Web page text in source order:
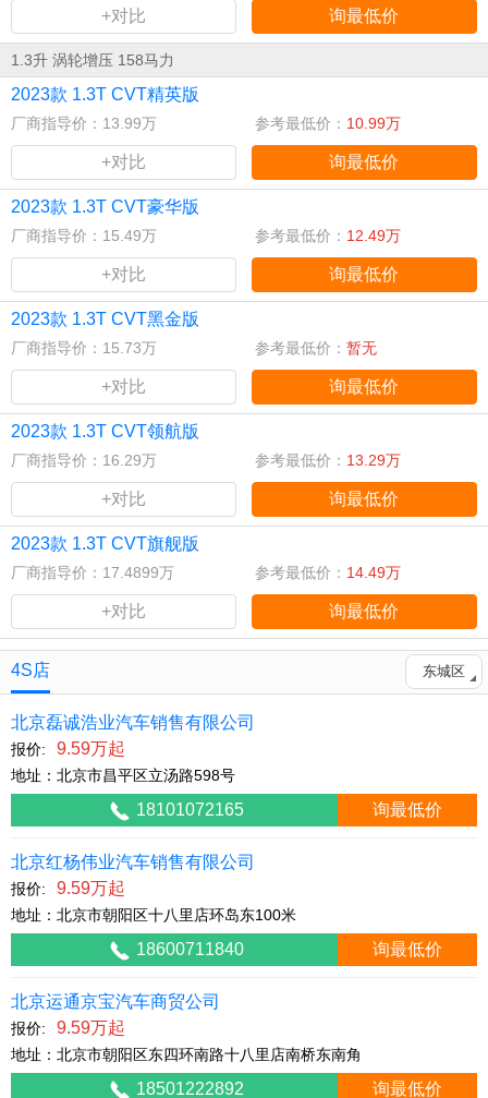
+对比 询最低价
1.3升 涡轮增压 158马力
2023款 1.3T CVT精英版
厂商指导价：13.99万 参考最低价： 10.99万
+对比 询最低价
2023款 1.3T CVT豪华版
厂商指导价：15.49万 参考最低价： 12.49万
+对比 询最低价
2023款 1.3T CVT黑金版
厂商指导价：15.73万 参考最低价： 暂无
+对比 询最低价
2023款 1.3T CVT领航版
厂商指导价：16.29万 参考最低价： 13.29万
+对比 询最低价
2023款 1.3T CVT旗舰版
厂商指导价：17.4899万 参考最低价： 14.49万
+对比 询最低价
4S店 东城区
北京磊诚浩业汽车销售有限公司
报价: 9.59万起
地址：北京市昌平区立汤路598号
18101072165 询最低价
北京红杨伟业汽车销售有限公司
报价: 9.59万起
地址：北京市朝阳区十八里店环岛东100米
18600711840 询最低价
北京运通京宝汽车商贸公司
报价: 9.59万起
地址：北京市朝阳区东四环南路十八里店南桥东南角
18501222892 询最低价